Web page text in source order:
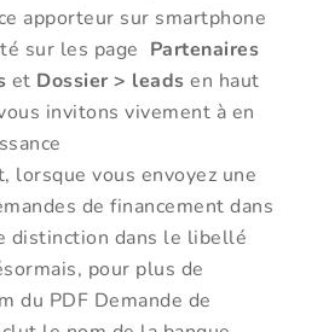
apporteur sur smartphone
sur les page Partenaires
et Dossier > leads en haut
invitons vivement à en
lorsque vous envoyez une
de financement dans
distinction dans le libellé
pour plus de
du PDF Demande de